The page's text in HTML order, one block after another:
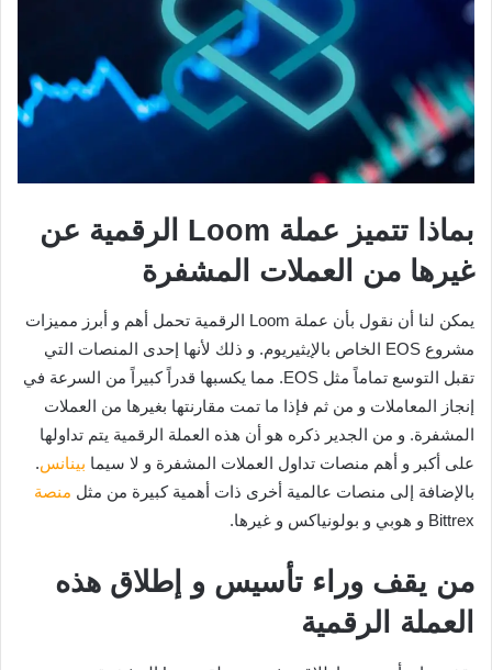
بماذا تتميز عملة Loom الرقمية عن
غيرها من العملات المشفرة
يمكن لنا أن نقول بأن عملة Loom الرقمية تحمل أهم و أبرز مميزات
مشروع EOS الخاص بالإيثيريوم. و ذلك لأنها إحدى المنصات التي
تقبل التوسع تماماً مثل EOS. مما يكسبها قدراً كبيراً من السرعة في
إنجاز المعاملات و من ثم فإذا ما تمت مقارنتها بغيرها من العملات
المشفرة. و من الجدير ذكره هو أن هذه العملة الرقمية يتم تداولها
على أكبر و أهم منصات تداول العملات المشفرة و لا سيما بينانس.
بالإضافة إلى منصات عالمية أخرى ذات أهمية كبيرة من مثل منصة
Bittrex و هوبي و بولونياكس و غيرها.
من يقف وراء تأسيس و إطلاق هذه
العملة الرقمية